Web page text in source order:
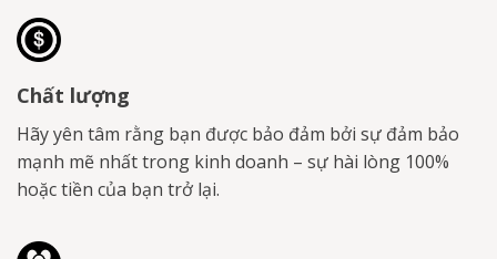
Chất lượng
Hãy yên tâm rằng bạn được bảo đảm bởi sự đảm bảo
mạnh mẽ nhất trong kinh doanh – sự hài lòng 100%
hoặc tiền của bạn trở lại.